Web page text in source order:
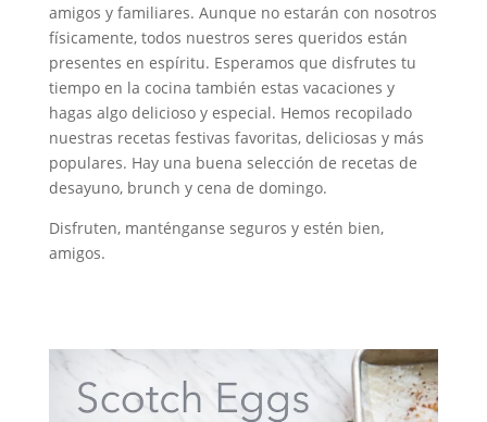
amigos y familiares. Aunque no estarán con nosotros
físicamente, todos nuestros seres queridos están
presentes en espíritu. Esperamos que disfrutes tu
tiempo en la cocina también estas vacaciones y
hagas algo delicioso y especial. Hemos recopilado
nuestras recetas festivas favoritas, deliciosas y más
populares. Hay una buena selección de recetas de
desayuno, brunch y cena de domingo.
Disfruten, manténganse seguros y estén bien,
amigos.